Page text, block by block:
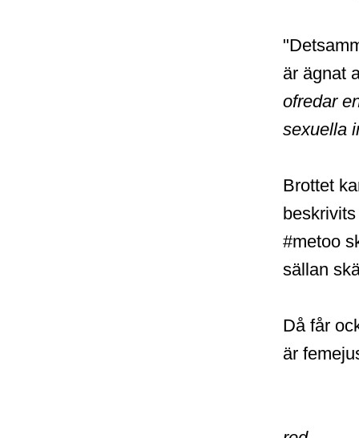
är ägnat
ofredar
sexuella
Brottet
#metoo
sällan
Då får
är